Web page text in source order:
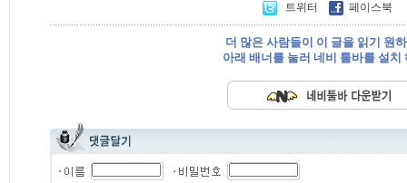
트위터
페이스북
더 많은 사람들이 이 글을 읽기 원
아래 배너를 눌러 네비 툴바를 설치